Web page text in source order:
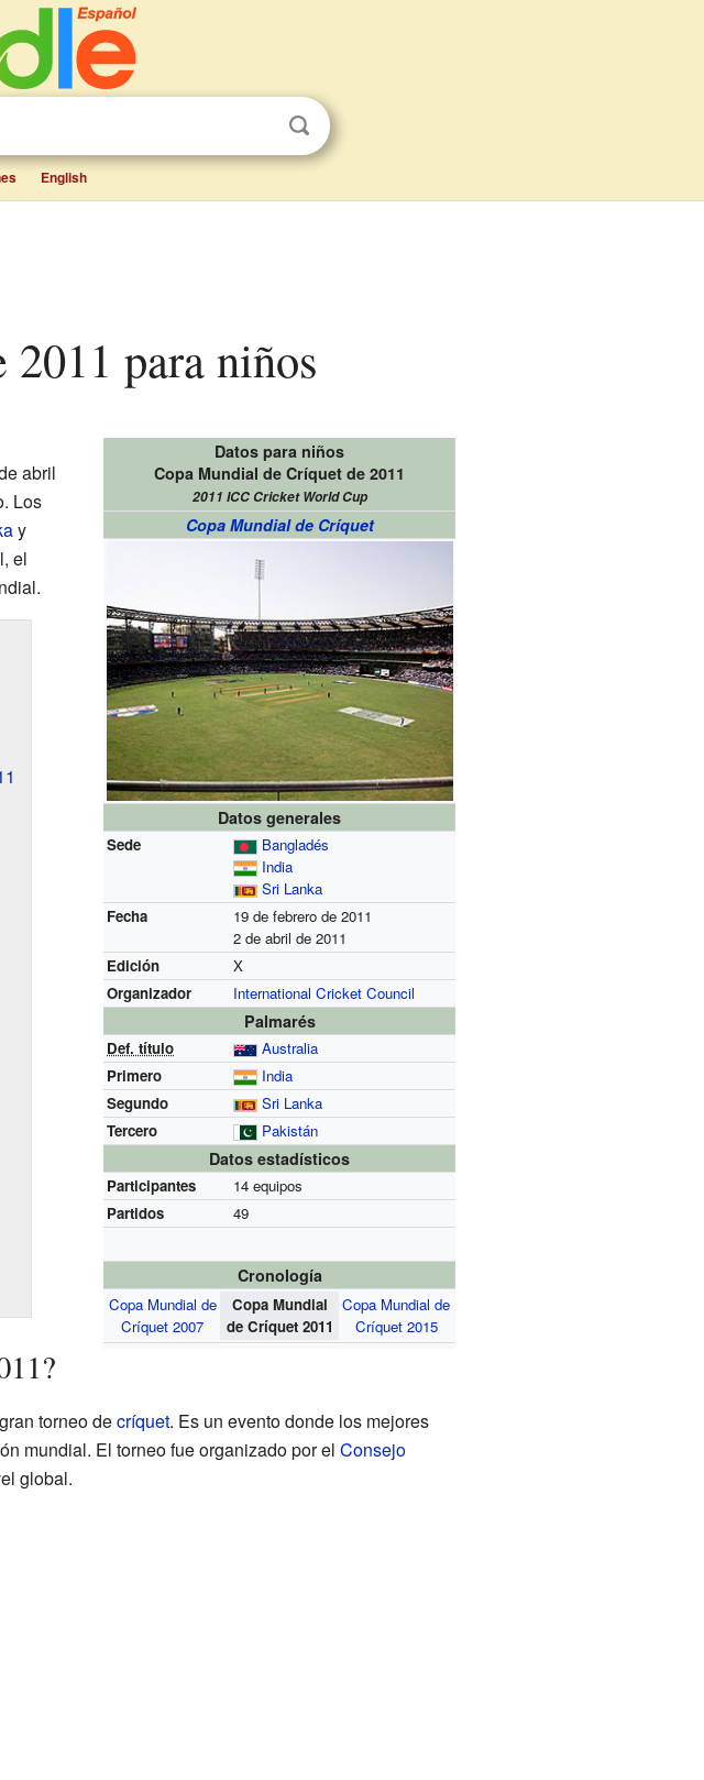
English
2011 para niños
Datos para niños
Copa Mundial de Críquet de 2011
2011 ICC Cricket World Cup
Copa Mundial de Críquet
Datos generales
Sede
Bangladés
India
Sri Lanka
Fecha
19 de febrero de 2011
2 de abril de 2011
Edición
X
Organizador
International Cricket Council
Palmarés
Def. título
Australia
Primero
India
Segundo
Sri Lanka
Tercero
Pakistán
Datos estadísticos
Participantes
14 equipos
Partidos
49
Cronología
Copa Mundial de
Críquet 2007
Copa Mundial
de Críquet 2011
Copa Mundial de
Críquet 2015
abril
Los
y
el
torneo decríquet. Es un evento donde los mejores
mundial. El torneo fue organizado por el Consejo
global.